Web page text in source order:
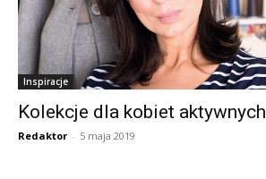
Inspiracje
Kolekcje dla kobiet aktywnych
Redaktor - 5 maja 2019